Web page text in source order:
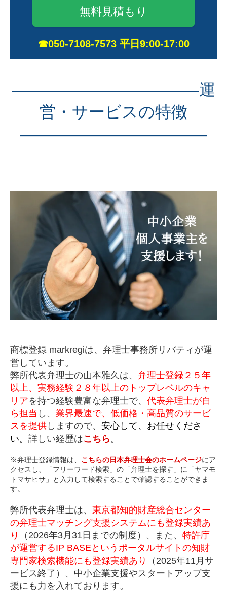
無料見積もり
☎050-7108-7573 平日9:00-17:00
———————————–運
営・サービスの特徴
———————————–
商標登録 markregiは、弁理士事務所リバティが運
営しています。
弊所代表弁理士の山本雅久は、 弁理士登録２５年
以上、実務経験２８年以上のトップレベルのキャ
リアを持つ経験豊富な弁理士で、 代表弁理士が自
ら担当 し、 業界最速で、低価格・高品質のサービ
スを提供 しますので、 安心して、お任せくださ
い。 詳しい経歴はこちら。
※弁理士登録情報は、 こちらの日本弁理士会のホームページにア
クセスし、「フリーワード検索」の「弁理士を探す」に「ヤマモ
トマサヒサ」と入力して検索することで確認することができま
す。
弊所代表弁理士は、 東京都知的財産総合センター
の弁理士マッチング支援システムにも登録実績あ
り
（2026年3月31日までの制度）、また、 特許庁
が運営するIP BASEというポータルサイトの知財
専門家検索機能にも登録実績あり
（2025年11月サ
ービス終了）、中小企業支援やスタートアップ支
援にも力を入れております。